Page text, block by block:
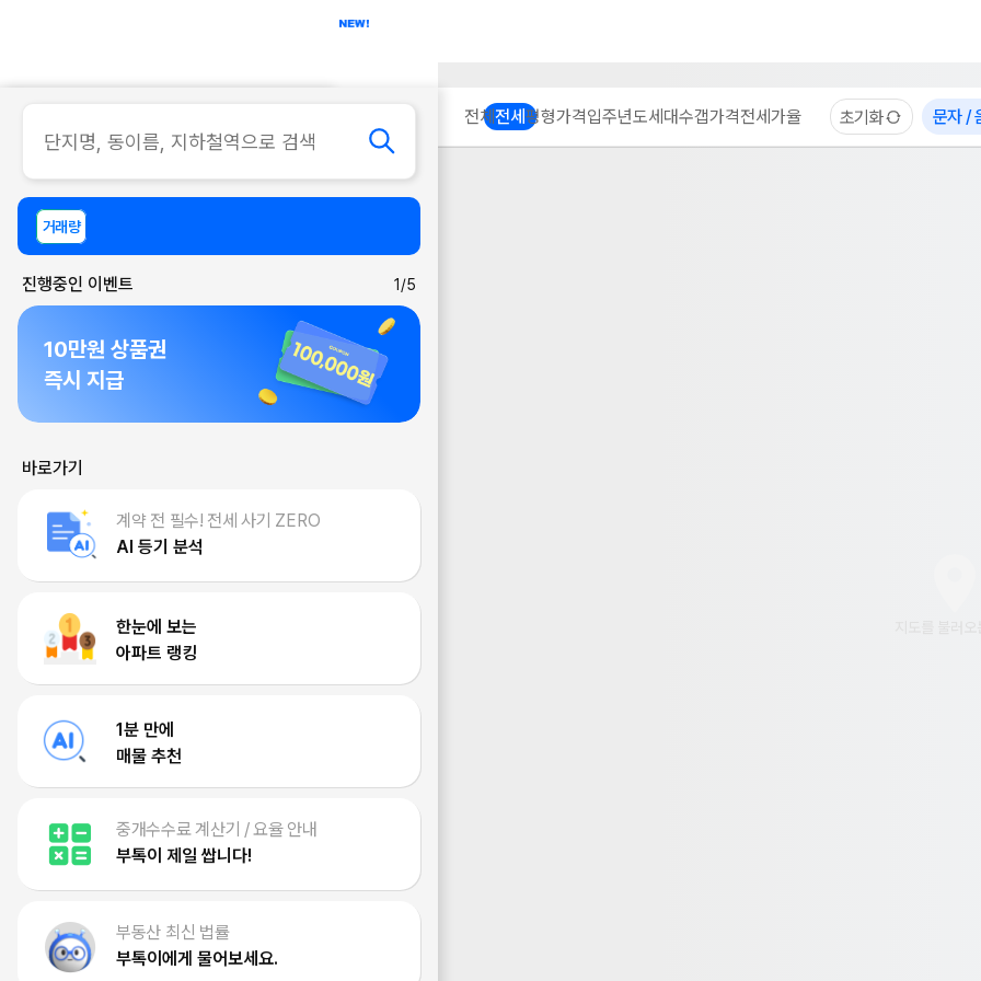
사무실
거래량
진행중인 이벤트 1/5
10만원 상품권
즉시 지급
바로가기
계약 전 필수! 전세 사기 ZERO
AI 등기 분석
한눈에 보는
아파트 랭킹
1분 만에
매물 추천
중개수수료 계산기 / 요율 안내
부톡이 제일 쌉니다!
부동산 최신 법률
부톡이에게 물어보세요.
전체전세 평형가격입주년도세대수갭가격전세가율 초기화 문자 /